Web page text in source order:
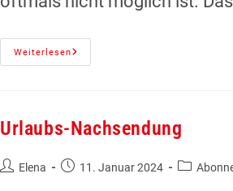
Weiterlesen
Urlaubs-Nachsendung
Elena 11. Januar 2024